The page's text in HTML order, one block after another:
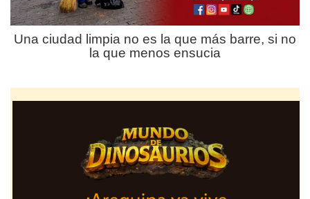
Una ciudad limpia no es la que más barre, si no
la que menos ensucia